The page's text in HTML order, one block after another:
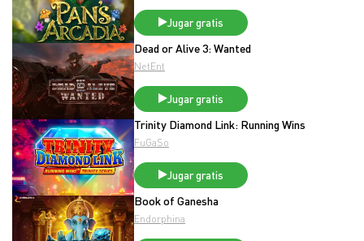
Jugar gratis
Dead or Alive 3: Wanted
NetEnt
Jugar gratis
Trinity Diamond Link: Running Wins
FuGaSo
Jugar gratis
Book of Ganesha
Endorphina